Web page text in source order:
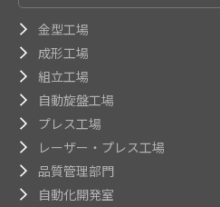
金型工場
成形工場
組立工場
自動旋盤工場
プレス工場
レーザー・プレス工場
品質管理部門
自動化開発室